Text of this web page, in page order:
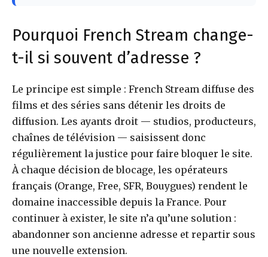
Pourquoi French Stream change-
t-il si souvent d’adresse ?
Le principe est simple : French Stream diffuse des
films et des séries sans détenir les droits de
diffusion. Les ayants droit — studios, producteurs,
chaînes de télévision — saisissent donc
régulièrement la justice pour faire bloquer le site.
À chaque décision de blocage, les opérateurs
français (Orange, Free, SFR, Bouygues) rendent le
domaine inaccessible depuis la France. Pour
continuer à exister, le site n’a qu’une solution :
abandonner son ancienne adresse et repartir sous
une nouvelle extension.